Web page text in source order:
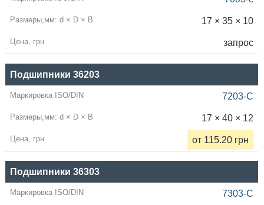
17 × 35 × 10
запрос
Подшипники 36203
7203-C
17 × 40 × 12
от 115.20 грн
Подшипники 36303
7303-C